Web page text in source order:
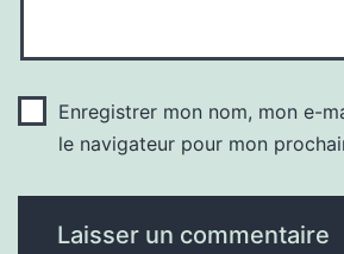
Enregistrer mon nom, mon e-
le navigateur pour mon